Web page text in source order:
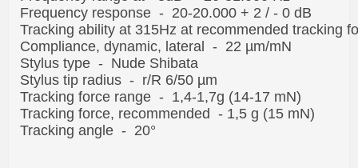
Frequency response - 20-20.000 + 2 / - 0 dB
Tracking ability at 315Hz at recommended tracking
Compliance, dynamic, lateral - 22 µm/mN
Stylus type - Nude Shibata
Stylus tip radius - r/R 6/50 µm
Tracking force range - 1,4-1,7g (14-17 mN)
Tracking force, recommended - 1,5 g (15 mN)
Tracking angle - 20°